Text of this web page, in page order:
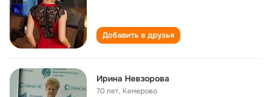
Добавить в друзья
Ирина Невзорова
70 лет, Кемерово